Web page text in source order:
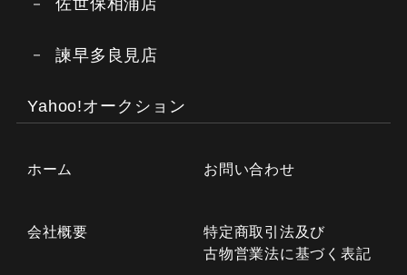
佐世保相浦店
諫早多良見店
Yahoo!オークション
ホーム
会社概要
お問い合わせ
特定商取引法及び
古物営業法に基づく表記